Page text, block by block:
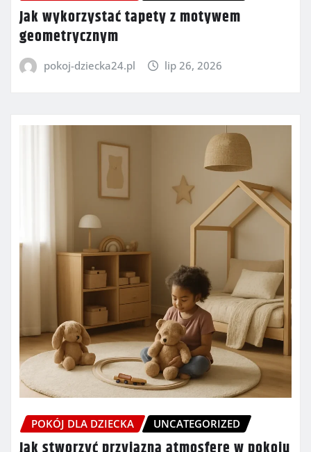
Jak wykorzystać tapety z motywem
geometrycznym
pokoj-dziecka24.pl lip 26, 2026
POKÓJ DLA DZIECKA UNCATEGORIZED